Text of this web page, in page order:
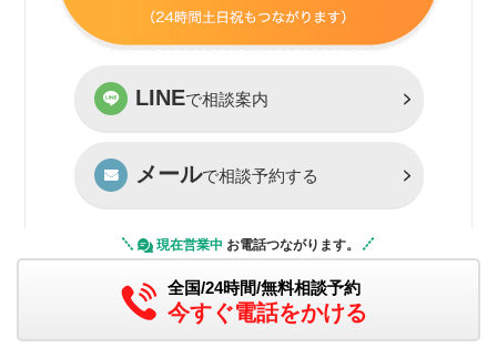
LINEで相談案内
メールで相談予約する
※無料相談の対象は警察が介入した刑事事件加害者側のみです。
警察未介入のご相談は原則有料となります。
現在営業中 お電話つながります。
全国/24時間/無料相談予約
今すぐ電話をかける